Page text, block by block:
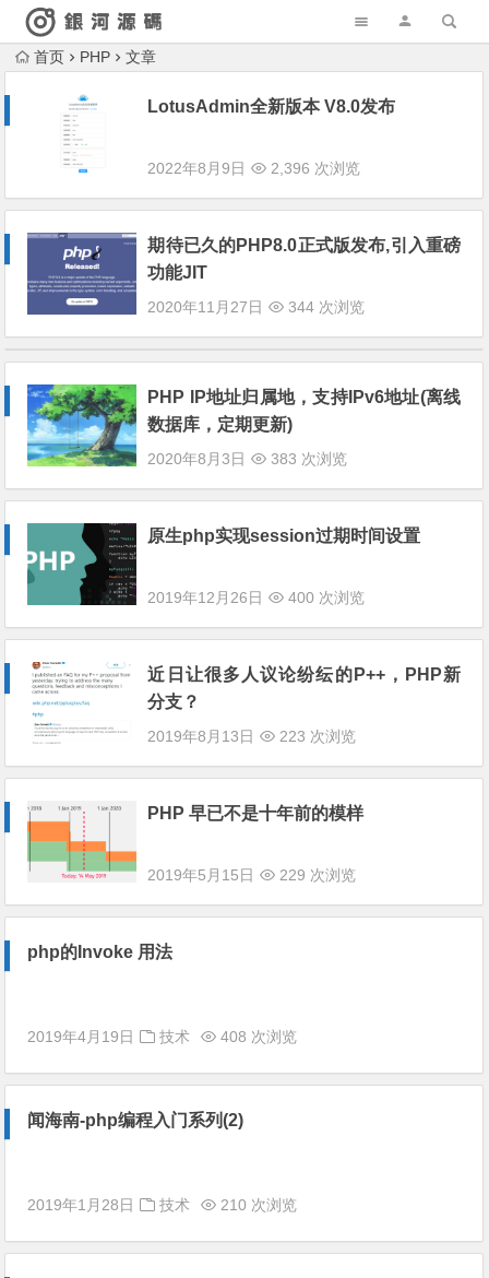
首页 PHP 文章
LotusAdmin全新版本 V8.0发布
2022年8月9日 2,396 次浏览
期待已久的PHP8.0正式版发布,引入重磅
功能JIT
2020年11月27日 344 次浏览
PHP IP地址归属地，支持IPv6地址(离线
数据库，定期更新)
2020年8月3日 383 次浏览
原生php实现session过期时间设置
2019年12月26日 400 次浏览
近日让很多人议论纷纭的P++，PHP新
分支？
2019年8月13日 223 次浏览
PHP 早已不是十年前的模样
2019年5月15日 229 次浏览
php的Invoke 用法
2019年4月19日 技术 408 次浏览
闻海南-php编程入门系列(2)
2019年1月28日 技术 210 次浏览